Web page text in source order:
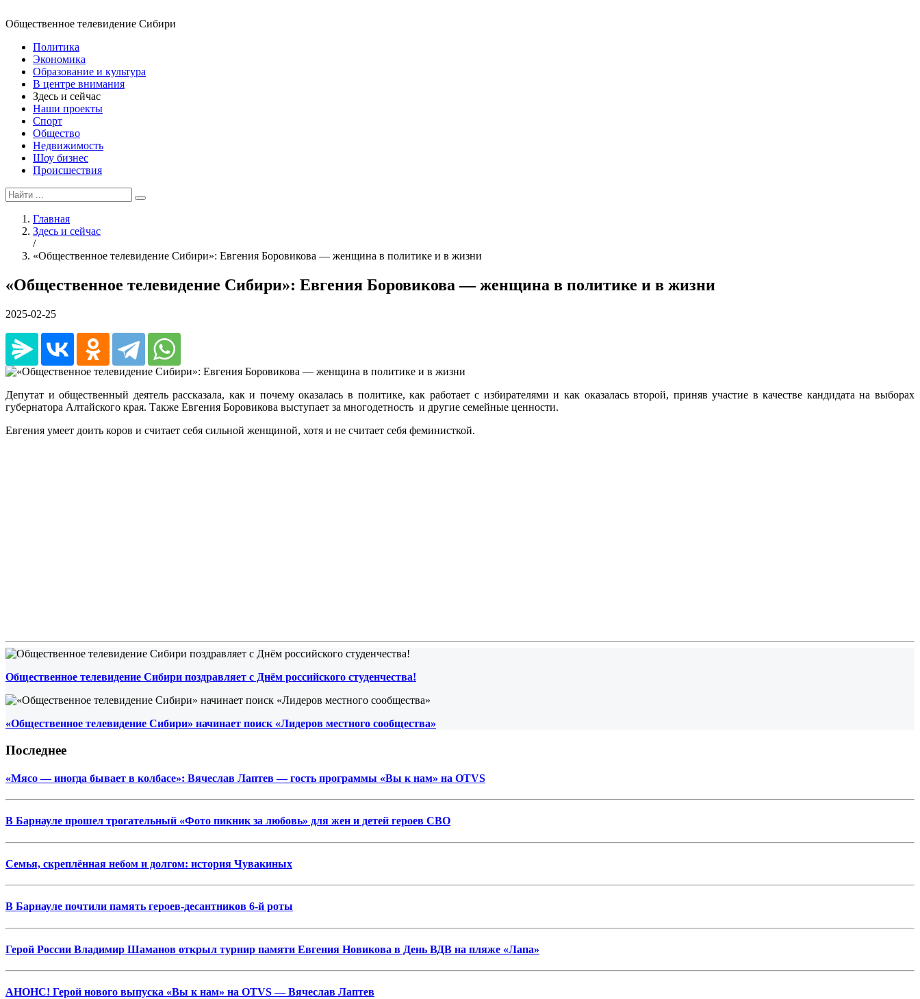
Общественное телевидение Сибири
Политика
Экономика
Образование и культура
В центре внимания
Здесь и сейчас
Наши проекты
Спорт
Общество
Недвижимость
Шоу бизнес
Происшествия
Главная
Здесь и сейчас
/
«Общественное телевидение Сибири»: Евгения Боровикова — женщина в политике и в жизни
«Общественное телевидение Сибири»: Евгения Боровикова — женщина в политике и в жизни
2025-02-25
Депутат и общественный деятель рассказала, как и почему оказалась в политике, как работает с избирателями и как оказалась второй, приняв участие в качестве кандидата на выборах
губернатора Алтайского края. Также Евгения Боровикова выступает за многодетность и другие семейные ценности.
Евгения умеет доить коров и считает себя сильной женщиной, хотя и не считает себя феминисткой.
Общественное телевидение Сибири поздравляет с Днём российского студенчества!
«Общественное телевидение Сибири» начинает поиск «Лидеров местного сообщества»
Последнее
«Мясо — иногда бывает в колбасе»: Вячеслав Лаптев — гость программы «Вы к нам» на OTVS
В Барнауле прошел трогательный «Фото пикник за любовь» для жен и детей героев СВО
Семья, скреплённая небом и долгом: история Чувакиных
В Барнауле почтили память героев-десантников 6-й роты
Герой России Владимир Шаманов открыл турнир памяти Евгения Новикова в День ВДВ на пляже «Лапа»
АНОНС! Герой нового выпуска «Вы к нам» на OTVS — Вячеслав Лаптев